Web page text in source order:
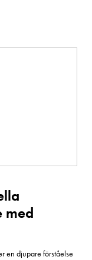
med
en djupare förståelse